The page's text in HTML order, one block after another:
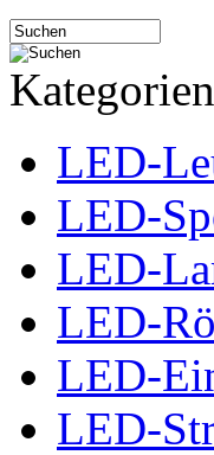
Kategorien
LED-
LED-
LED-
LED-
LED-
LED-